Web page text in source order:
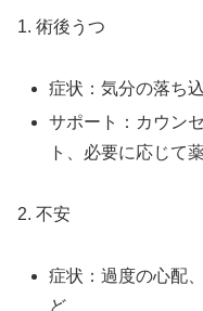
1. 術後うつ
症状：気分の落ち
サポート：カウン
ト、必要に応じて
2. 不安
症状：過度の心配
ど